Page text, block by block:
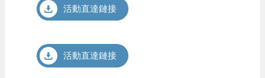
活動直達鏈接
活動直達鏈接